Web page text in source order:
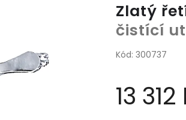
Zlatý
čistící
Kód: 300737
13